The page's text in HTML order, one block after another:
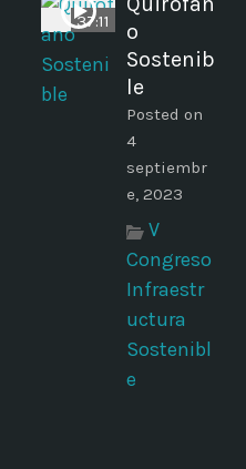
37:11
o
Sostenib
le
Posted on
4
septiembr
e, 2023
V
Congreso
Infraestr
uctura
Sostenibl
e